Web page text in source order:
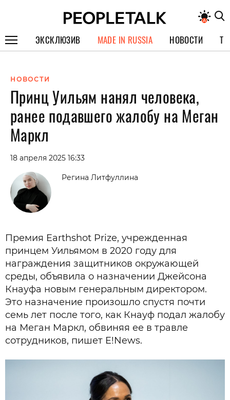
ЭКСКЛЮЗИВ
СПЕЦПРОЕКТЫ
ИНТЕРВЬЮ
ПОКОЛЕНИЕ
MADE IN RUSSIA НОВОСТИ
НОВОСТИ
Принц Уильям нанял человека,
ранее подавшего жалобу на Меган
Маркл
18 апреля 2025 16:33
Регина Литфуллина
Премия Earthshot Prize, учрежденная
принцем Уильямом в 2020 году для
награждения защитников окружающей
среды, объявила о назначении Джейсона
Кнауфа новым генеральным директором.
Это назначение произошло спустя почти
семь лет после того, как Кнауф подал жалобу
на Меган Маркл, обвиняя ее в травле
сотрудников, пишет E!News.